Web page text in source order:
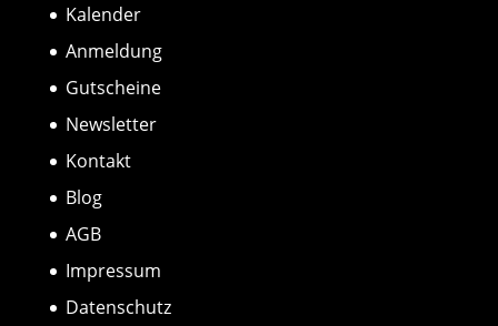
Kalender
Anmeldung
Gutscheine
Newsletter
Kontakt
Blog
AGB
Impressum
Datenschutz